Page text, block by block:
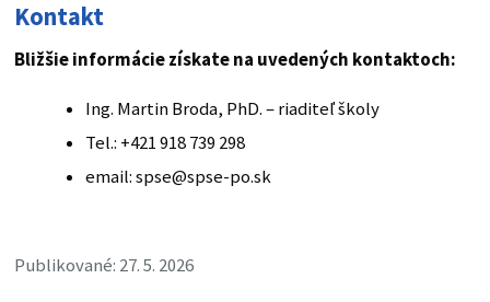
Kontakt
Bližšie informácie získate na uvedených kontaktoch:
Ing. Martin Broda, PhD. – riaditeľ školy
Tel.: +421 918 739 298
email: spse@spse-po.sk
Publikované: 27. 5. 2026